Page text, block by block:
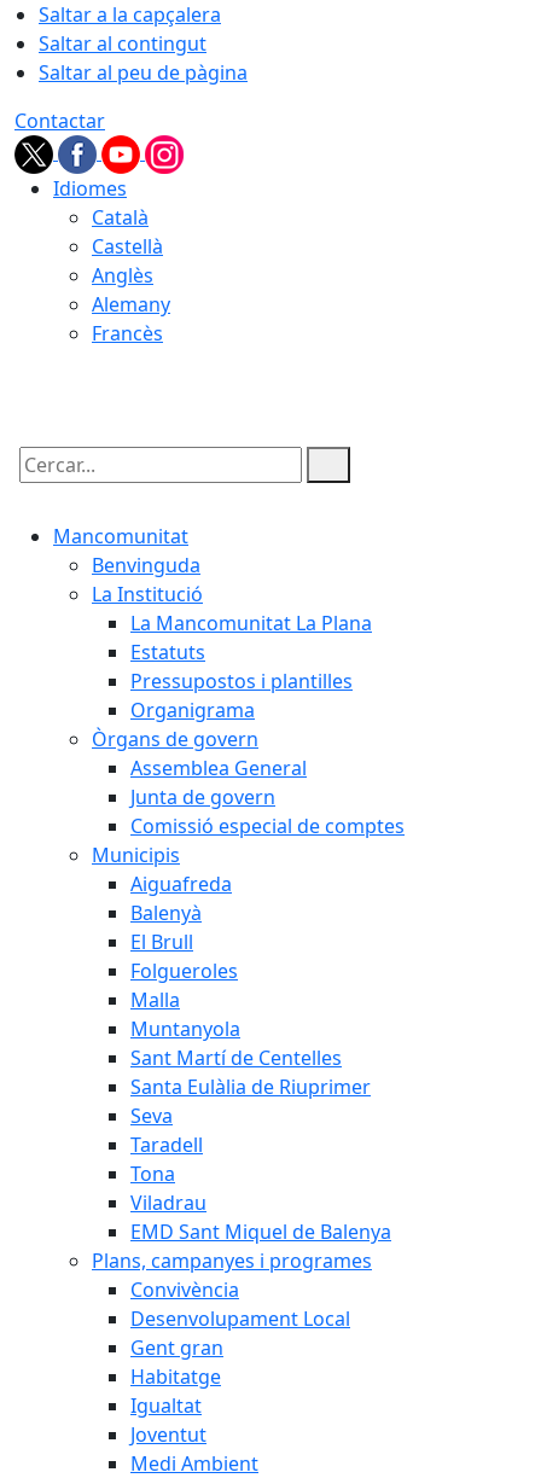
Saltar a la capçalera
Saltar al contingut
Saltar al peu de pàgina
Contactar
Idiomes
Català
Castellà
Anglès
Alemany
Francès
Cercar:
Mancomunitat
Benvinguda
La Institució
La Mancomunitat La Plana
Estatuts
Pressupostos i plantilles
Organigrama
Òrgans de govern
Assemblea General
Junta de govern
Comissió especial de comptes
Municipis
Aiguafreda
Balenyà
El Brull
Folgueroles
Malla
Muntanyola
Sant Martí de Centelles
Santa Eulàlia de Riuprimer
Seva
Taradell
Tona
Viladrau
EMD Sant Miquel de Balenya
Plans, campanyes i programes
Convivència
Desenvolupament Local
Gent gran
Habitatge
Igualtat
Joventut
Medi Ambient